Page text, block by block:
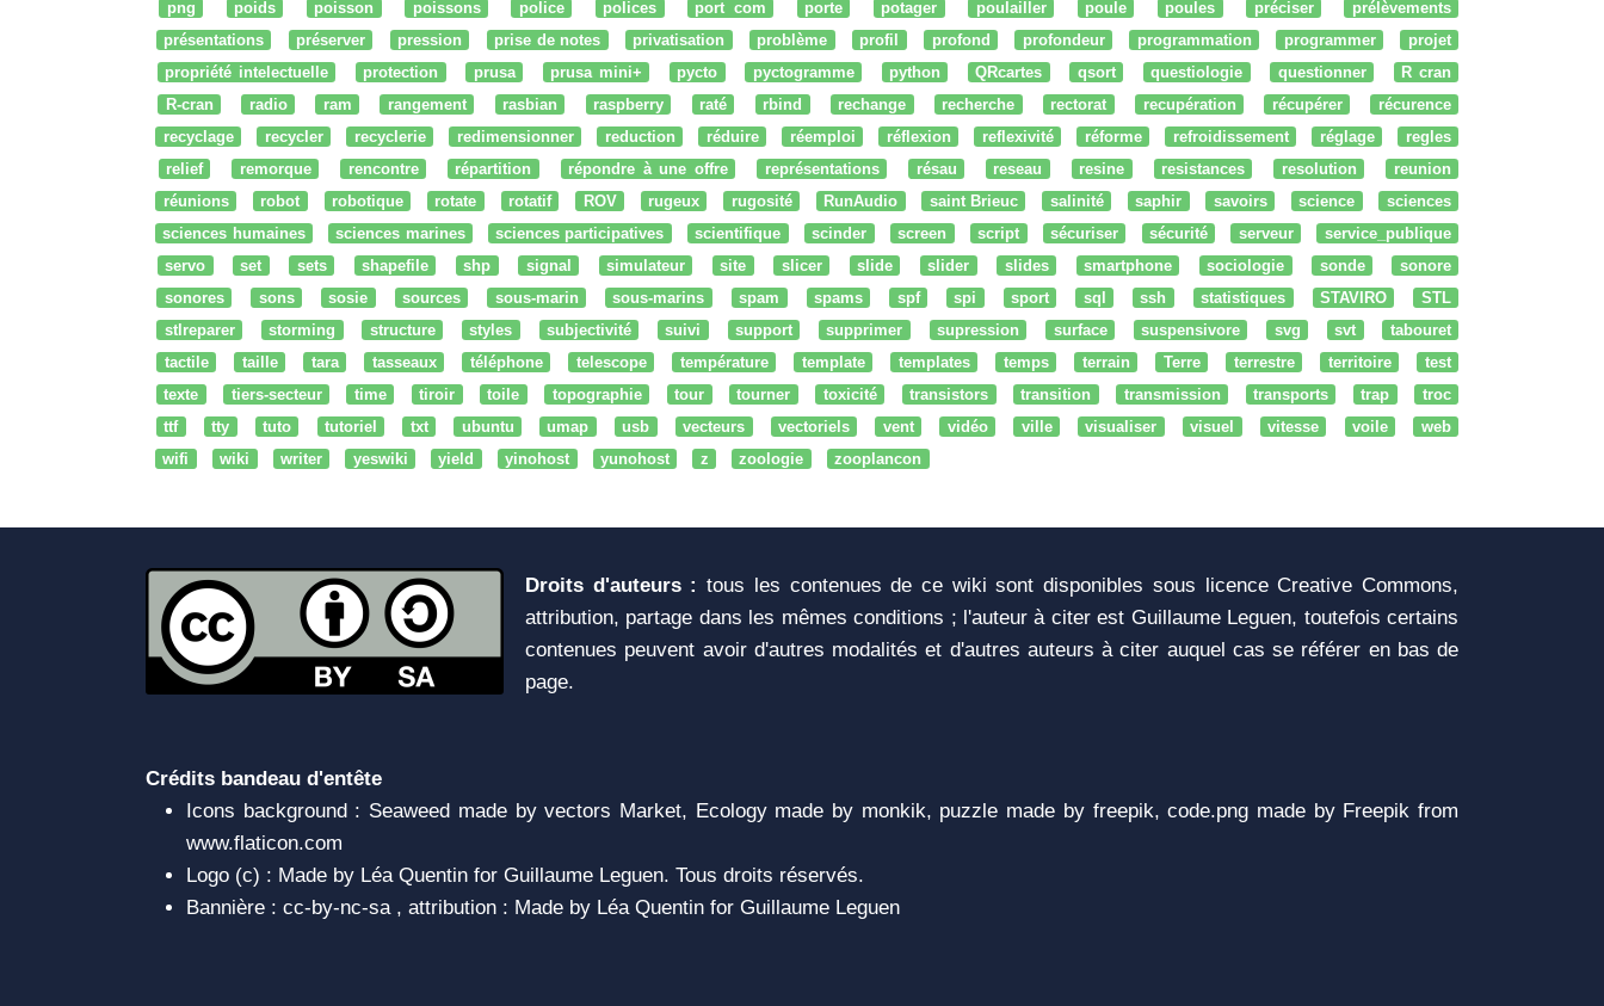
png
poids poisson poissons police polices port com porte potager poulailler poule poules préciser
prélèvements
présentations
préserver pression prise de notes privatisation problème profil profond profondeur programmation programmer
projet
propriété intelectuelle
protection prusa prusa mini+ pycto pyctogramme python QRcartes qsort questiologie questionner
R cran
R-cran
radio ram rangement rasbian raspberry raté rbind rechange recherche rectorat recupération récupérer
récurence
recyclage
recycler recyclerie redimensionner reduction réduire réemploi réflexion reflexivité réforme refroidissement réglage
regles
relief
remorque rencontre répartition répondre à une offre représentations résau reseau resine resistances resolution
reunion
réunions
robot robotique rotate rotatif ROV rugeux rugosité RunAudio saint Brieuc salinité saphir savoirs science
sciences
sciences humaines
sciences marines sciences participatives scientifique scinder screen script sécuriser sécurité serveur
service_publique
servo
set sets shapefile shp signal simulateur site slicer slide slider slides smartphone sociologie sonde
sonore
sonores
sons sosie sources sous-marin sous-marins spam spams spf spi sport sql ssh statistiques STAVIRO
STL
stlreparer
storming structure styles subjectivité suivi support supprimer supression surface suspensivore svg svt
tabouret
tactile
taille tara tasseaux téléphone telescope température template templates temps terrain Terre terrestre territoire
test
texte
tiers-secteur time tiroir toile topographie tour tourner toxicité transistors transition transmission transports trap
troc
ttf
tty tuto tutoriel txt ubuntu umap usb vecteurs vectoriels vent vidéo ville visualiser visuel vitesse voile
web
wifi
wiki writer yeswiki yield yinohost yunohost z zoologie zooplancon
Droits d'auteurs : tous les contenues de ce wiki sont disponibles sous licence Creative Commons,
attribution, partage dans les mêmes conditions ; l'auteur à citer est Guillaume Leguen, toutefois certains
contenues peuvent avoir d'autres modalités et d'autres auteurs à citer auquel cas se référer en bas de
page.
Crédits bandeau d'entête
Icons background : Seaweed made by vectors Market, Ecology made by monkik, puzzle made by freepik, code.png made by Freepik from
www.flaticon.com
Logo (c) : Made by Léa Quentin for Guillaume Leguen. Tous droits réservés.
Bannière : cc-by-nc-sa , attribution : Made by Léa Quentin for Guillaume Leguen